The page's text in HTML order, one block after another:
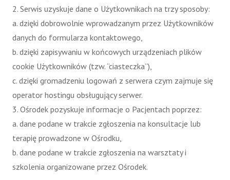
2. Serwis uzyskuje dane o Użytkownikach na trzy sposoby:
a. dzięki dobrowolnie wprowadzanym przez Użytkowników
danych do formularza kontaktowego,
b. dzięki zapisywaniu w końcowych urządzeniach plików
cookie Użytkowników (tzw. “ciasteczka”),
c. dzięki gromadzeniu logowań z serwera czym zajmuje się
operator hostingu obsługujący serwer.
3. Ośrodek pozyskuje informacje o Pacjentach poprzez:
a. dane podane w trakcie zgłoszenia na konsultacje lub
terapię prowadzone w Ośrodku,
b. dane podane w trakcie zgłoszenia na warsztaty i
szkolenia organizowane przez Ośrodek.